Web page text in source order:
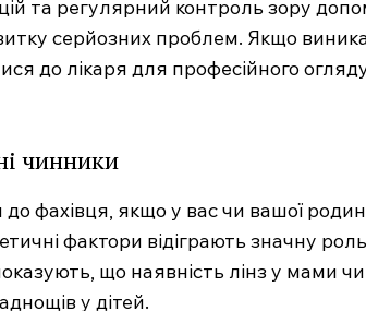
медичний
Контакти
Підписка
та регулярний контроль зору
серйозних проблем. Якщо
до лікаря для професійного
чинники
фахівця, якщо у вас чи вашої
фактори відіграють значну
що наявність лінз у мами
у дітей.